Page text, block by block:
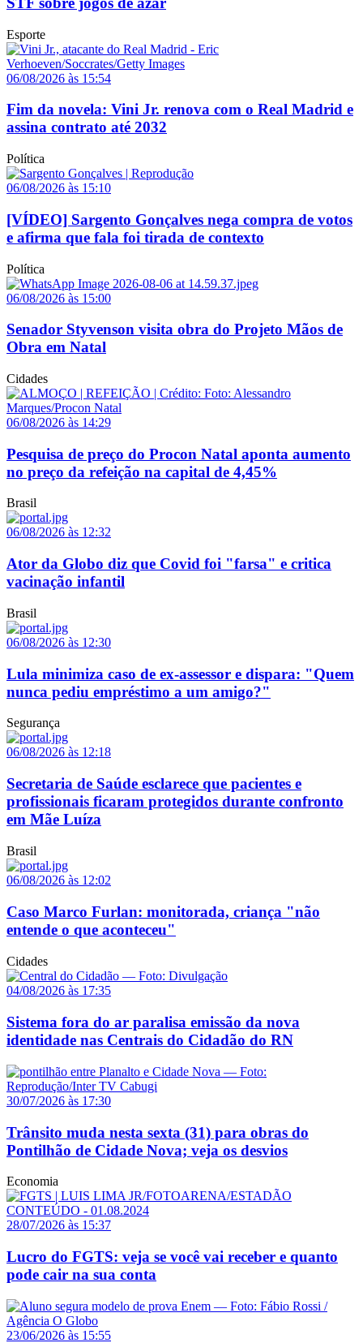
Esporte
06/08/2026 às 15:54
Fim da novela: Vini Jr. renova com o Real Madrid e
assina contrato até 2032
Política
06/08/2026 às 15:10
[VÍDEO] Sargento Gonçalves nega compra de votos
e afirma que fala foi tirada de contexto
Política
06/08/2026 às 15:00
Senador Styvenson visita obra do Projeto Mãos de
Obra em Natal
Cidades
06/08/2026 às 14:29
Pesquisa de preço do Procon Natal aponta aumento
no preço da refeição na capital de 4,45%
Brasil
06/08/2026 às 12:32
Ator da Globo diz que Covid foi "farsa" e critica
vacinação infantil
Brasil
06/08/2026 às 12:30
Lula minimiza caso de ex-assessor e dispara: "Quem
nunca pediu empréstimo a um amigo?"
Segurança
06/08/2026 às 12:18
Secretaria de Saúde esclarece que pacientes e
profissionais ficaram protegidos durante confronto
em Mãe Luíza
Brasil
06/08/2026 às 12:02
Caso Marco Furlan: monitorada, criança "não
entende o que aconteceu"
Cidades
04/08/2026 às 17:35
Sistema fora do ar paralisa emissão da nova
identidade nas Centrais do Cidadão do RN
30/07/2026 às 17:30
Trânsito muda nesta sexta (31) para obras do
Pontilhão de Cidade Nova; veja os desvios
Economia
28/07/2026 às 15:37
Lucro do FGTS: veja se você vai receber e quanto
pode cair na sua conta
23/06/2026 às 15:55